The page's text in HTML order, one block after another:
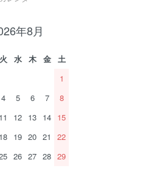
年8月
火 水 木 金
土
1
4 5 6 7
8
11 12 13 14 15
18 19 20 21
22
26 27 28 29